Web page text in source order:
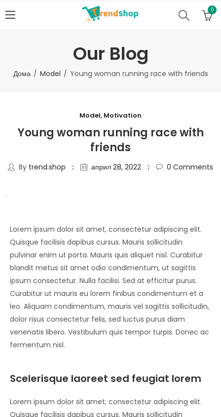
0
Our Blog
Дома Model Young woman running race with friends
Model, Motivation
Young woman running race with
friends
By trend.shop април 28, 2022 0 Comments
Lorem ipsum dolor sit amet, consectetur adipiscing elit.
Quisque facilisis dapibus cursus. Mauris sollicitudin
pulvinar enim ut porta. Mauris quis aliquet nisl. Curabitur
blandit metus sit amet odio condimentum, ut sagittis
ipsum consectetur. Nulla facilisi. Sed at efficitur purus.
Curabitur ut mauris eu lorem finibus condimentum et a
leo. Aliquam condimentum, mauris vel sagittis sollicitudin,
dolor risus consectetur felis, sed luctus purus diam
venenatis libero. Vestibulum quis tempor turpis. Donec ac
fermentum nisl.
Scelerisque laoreet sed feugiat lorem
Lorem ipsum dolor sit amet, consectetur adipiscing elit.
Quisque facilisis dapibus cursus. Mauris sollicitudin